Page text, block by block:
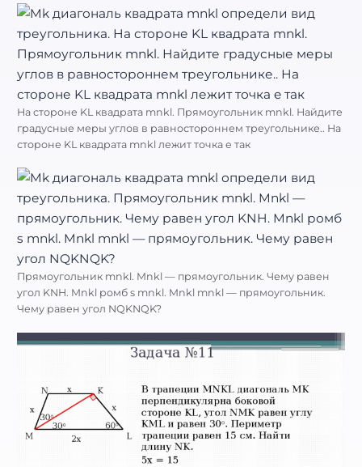
На стороне KL квадрата mnkl. Прямоугольник mnkl. Найдите
градусные меры углов в равностороннем треугольнике.. На
стороне KL квадрата mnkl лежит точка e так
Прямоугольник mnkl. Mnkl — прямоугольник. Чему равен
угол KNH. Mnkl ромб s mnkl. Mnkl mnkl — прямоугольник.
Чему равен угол NQKNQK?